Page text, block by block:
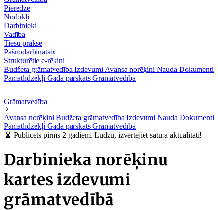
Pieredze
Nodokļi
Darbinieki
Vadība
Tiesu prakse
Pašnodarbinātais
Strukturētie e-rēķini
Budžeta grāmatvedība Izdevumi Avansa norēķini Nauda Dokumenti
Pamatlīdzekļi Gada pārskats Grāmatvedība
Grāmatvedība
Avansa norēķini Budžeta grāmatvedība Izdevumi Nauda Dokumenti
Pamatlīdzekļi Gada pārskats Grāmatvedība
Publicēts pirms 2 gadiem. Lūdzu, izvērtējiet satura aktualitāti!
Darbinieka norēķinu
kartes izdevumi
grāmatvedībā